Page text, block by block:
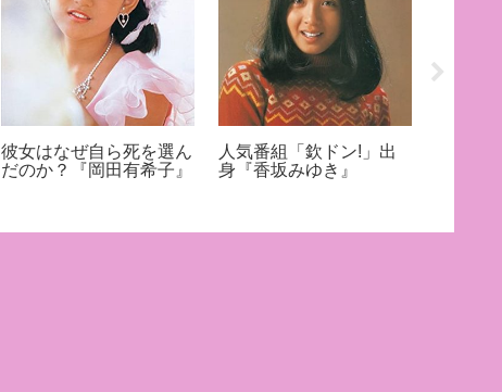
彼女はなぜ自ら死を選ん
だのか？『岡田有希子』
人気番組「欽ドン!」出
身『香坂みゆき』